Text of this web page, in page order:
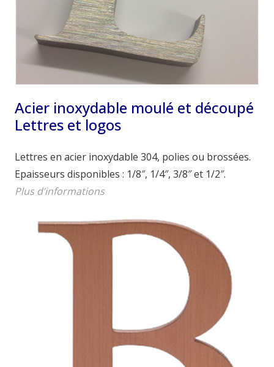
Acier inoxydable moulé et découpé
Lettres et logos
Lettres en acier inoxydable 304, polies ou brossées.
Epaisseurs disponibles : 1/8″, 1/4″, 3/8″ et 1/2″.
Plus d’informations